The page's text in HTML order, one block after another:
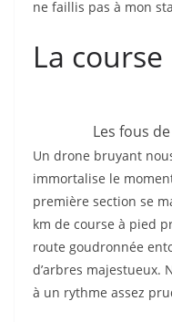
ne faillis pas à mon
La course
Les fous
Un drone bruyant
immortalise le
première section se
km de course à pied
route goudronnée
d’arbres majestueux.
à un rythme assez